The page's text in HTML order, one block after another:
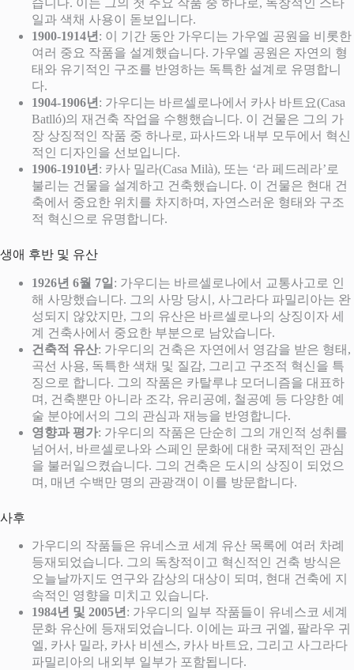
일과 색채 사용이 돋보입니다.
1900-1914년 : 이 기간 동안 가우디는 가우엘 공원을 비롯한
여러 중요 작품을 설계했습니다. 가우엘 공원은 자연의 형
태와 유기적인 구조를 반영하는 독특한 설계로 유명합니
다.
1904-1906년 : 가우디는 바르셀로나에서 카사 바트요(Casa
Batlló)의 재건축 작업을 수행했습니다. 이 건물은 그의 가
장 상징적인 작품 중 하나로, 파사드와 내부 모두에서 혁신
적인 디자인을 선보입니다.
1906-1910년 : 카사 밀라(Casa Milà), 또는 ‘라 페드레라’로
불리는 건물을 설계하고 건축했습니다. 이 건물은 현대 건
축에서 중요한 위치를 차지하며, 자연스러운 형태와 구조
적 혁신으로 유명합니다.
생애 후반 및 유산
1926년 6월 7일 : 가우디는 바르셀로나에서 교통사고로 인
해 사망했습니다. 그의 사망 당시, 사그라다 파밀리아는 완
성되지 않았지만, 그의 유산은 바르셀로나의 상징이자 세
계 건축사에서 중요한 부분으로 남았습니다.
건축적 유산: 가우디의 건축은 자연에서 영감을 받은 형태,
곡선 사용, 독특한 색채 및 질감, 그리고 구조적 혁신을 특
징으로 합니다. 그의 작품은 카탈루냐 모더니즘을 대표하
며, 건축뿐만 아니라 조각, 유리공예, 철공예 등 다양한 예
술 분야에서의 그의 관심과 재능을 반영합니다.
영향과 평가: 가우디의 작품은 단순히 그의 개인적 성취를
넘어서, 바르셀로나와 스페인 문화에 대한 국제적인 관심
을 불러일으켰습니다. 그의 건축은 도시의 상징이 되었으
며, 매년 수백만 명의 관광객이 이를 방문합니다.
사후
가우디의 작품들은 유네스코 세계 유산 목록에 여러 차례
등재되었습니다. 그의 독창적이고 혁신적인 건축 방식은
오늘날까지도 연구와 감상의 대상이 되며, 현대 건축에 지
속적인 영향을 미치고 있습니다.
1984년 및 2005년 : 가우디의 일부 작품들이 유네스코 세계
문화 유산에 등재되었습니다. 이에는 파크 귀엘, 팔라우 귀
엘, 카사 밀라, 카사 비센스, 카사 바트요, 그리고 사그라다
파밀리아의 내외부 일부가 포함됩니다.